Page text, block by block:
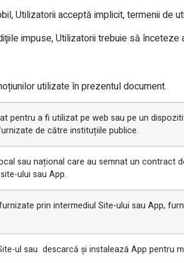
Utilizatorii acceptă implicit, termenii de
impuse, Utilizatorii trebuie să înceteze
utilizate în prezentul document.
pentru a fi utilizat pe web sau pe un
de către instituțiile publice.
sau național care au semnat un contract
ului sau App.
prin intermediul Site-ului sau App,
ul sau descarcă și instalează App pentru